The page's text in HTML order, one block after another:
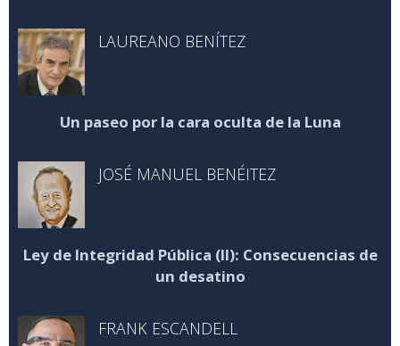
LAUREANO BENÍTEZ
Un paseo por la cara oculta de la Luna
JOSÉ MANUEL BENÉITEZ
Ley de Integridad Pública (II): Consecuencias de
un desatino
FRANK ESCANDELL